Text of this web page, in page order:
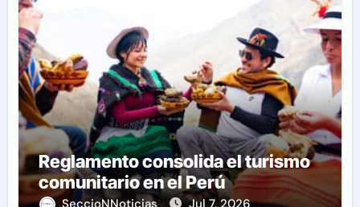
Reglamento consolida el turismo
comunitario en el Perú
SeccioNNoticias Jul 7, 2026